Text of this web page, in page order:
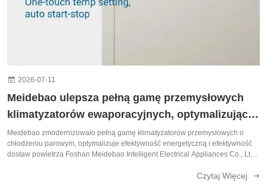
2026-07-11
Meidebao ulepsza pełną gamę przemysłowych
klimatyzatorów ewaporacyjnych, optymalizując
efektywność energetyczną i dopływ powietrza
Meidebao zmodernizowało pełną gamę klimatyzatorów przemysłowych o
chłodzeniu parowym, optymalizuje efektywność energetyczną i efektywność
dostaw powietrza Foshan Meidebao Intelligent Electrical Appliances Co., Ltd.,
Czytaj Więcej